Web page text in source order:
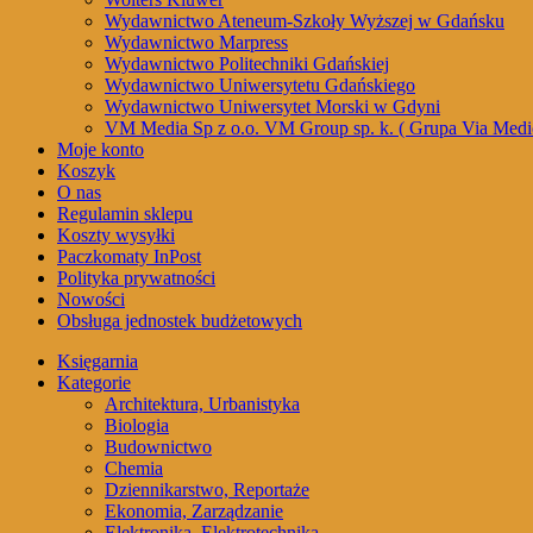
Wydawnictwo Ateneum-Szkoły Wyższej w Gdańsku
Wydawnictwo Marpress
Wydawnictwo Politechniki Gdańskiej
Wydawnictwo Uniwersytetu Gdańskiego
Wydawnictwo Uniwersytet Morski w Gdyni
VM Media Sp z o.o. VM Group sp. k. ( Grupa Via
Moje konto
Koszyk
O nas
Regulamin sklepu
Koszty wysyłki
Paczkomaty InPost
Polityka prywatności
Nowości
Obsługa jednostek budżetowych
Księgarnia
Kategorie
Architektura, Urbanistyka
Biologia
Budownictwo
Chemia
Dziennikarstwo, Reportaże
Ekonomia, Zarządzanie